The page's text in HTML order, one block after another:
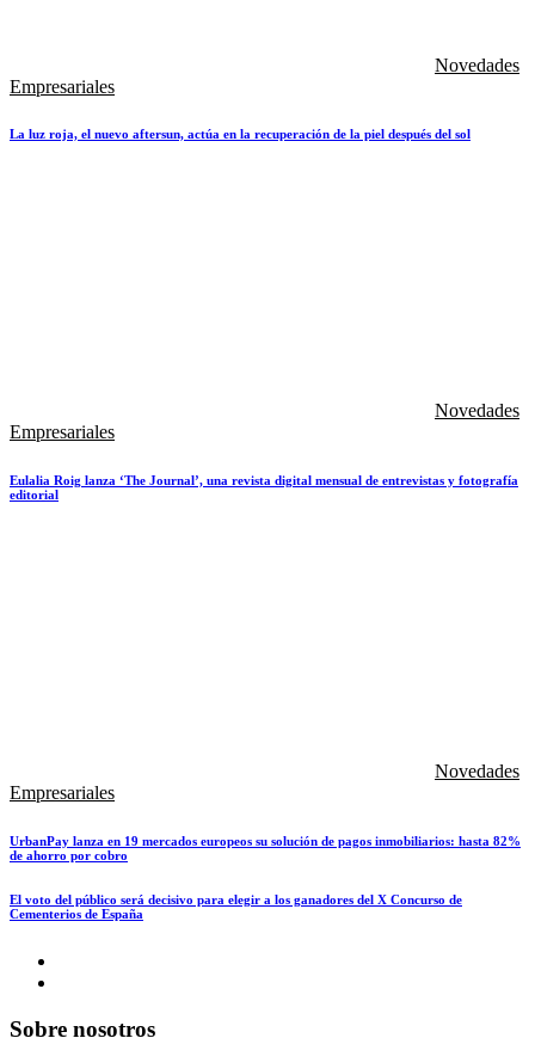
Novedades
Empresariales
La luz roja, el nuevo aftersun, actúa en la recuperación de la piel después del sol
Novedades
Empresariales
Eulalia Roig lanza ‘The Journal’, una revista digital mensual de entrevistas y fotografía
editorial
Novedades
Empresariales
UrbanPay lanza en 19 mercados europeos su solución de pagos inmobiliarios: hasta 82%
de ahorro por cobro
El voto del público será decisivo para elegir a los ganadores del X Concurso de
Cementerios de España
Sobre nosotros